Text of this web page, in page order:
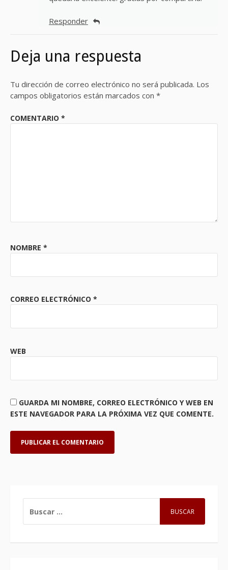
Responder
Deja una respuesta
Tu dirección de correo electrónico no será publicada. Los
campos obligatorios están marcados con *
COMENTARIO *
NOMBRE *
CORREO ELECTRÓNICO *
WEB
GUARDA MI NOMBRE, CORREO ELECTRÓNICO Y WEB EN
ESTE NAVEGADOR PARA LA PRÓXIMA VEZ QUE COMENTE.